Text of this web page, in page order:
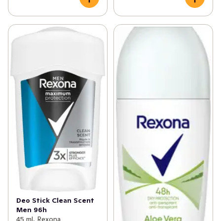
självsäker.
Vårt huvuduppdrag på Rexona är att veta allt om
svettning. Det vi lär oss och vet leder ständigt till nya
produktinnovationer. Vad som än händer under din dag
är du redo för det! En promenad till jobbet och en fest
på kvällen. Att välja en outfit som passar båda är svårt.
Men att välja antiperspirant är det inte. Det är tack vare
antiperspiranter för kvinnor som utvecklats av Rexona,
som exempelvis Rexona Bright Bouquet Roll-on.
Deo Stick Clean Scent
Men 96h